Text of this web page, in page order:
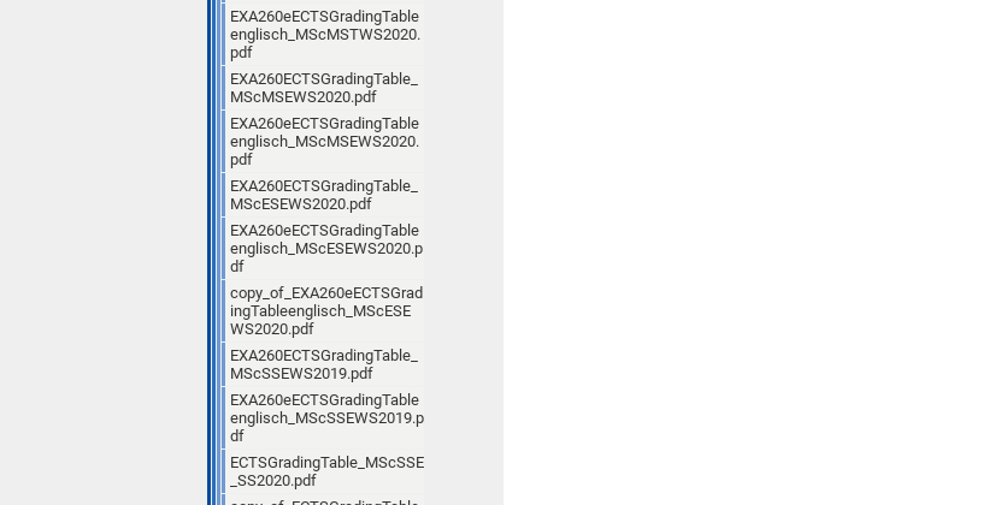
EXA260eECTSGradingTable
englisch_MScMSTWS2020.
pdf
EXA260ECTSGradingTable_
MScMSEWS2020.pdf
EXA260eECTSGradingTable
englisch_MScMSEWS2020.
pdf
EXA260ECTSGradingTable_
MScESEWS2020.pdf
EXA260eECTSGradingTable
englisch_MScESEWS2020.p
df
copy_of_EXA260eECTSGrad
ingTableenglisch_MScESE
WS2020.pdf
EXA260ECTSGradingTable_
MScSSEWS2019.pdf
EXA260eECTSGradingTable
englisch_MScSSEWS2019.p
df
ECTSGradingTable_MScSSE
_SS2020.pdf